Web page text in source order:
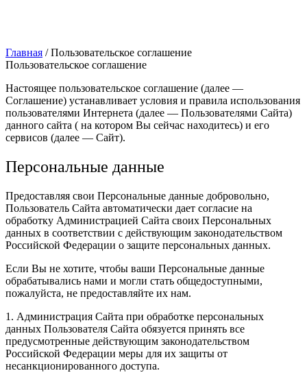
Главная /Пользовательское соглашение
Пользовательское соглашение
Настоящее пользовательское соглашение (далее —
Соглашение) устанавливает условия и правила использования
пользователями Интернета (далее — Пользователями Сайта)
данного сайта ( на котором Вы сейчас находитесь) и его
сервисов (далее — Сайт).
Персональные данные
Предоставляя свои Персональные данные добровольно,
Пользователь Сайта автоматически дает согласие на
обработку Администрацией Сайта своих Персональных
данных в соответствии с действующим законодательством
Российской Федерации о защите персональных данных.
Если Вы не хотите, чтобы ваши Персональные данные
обрабатывались нами и могли стать общедоступными,
пожалуйста, не предоставляйте их нам.
1. Администрация Сайта при обработке персональных
данных Пользователя Сайта обязуется принять все
предусмотренные действующим законодательством
Российской Федерации меры для их защиты от
несанкционированного доступа.